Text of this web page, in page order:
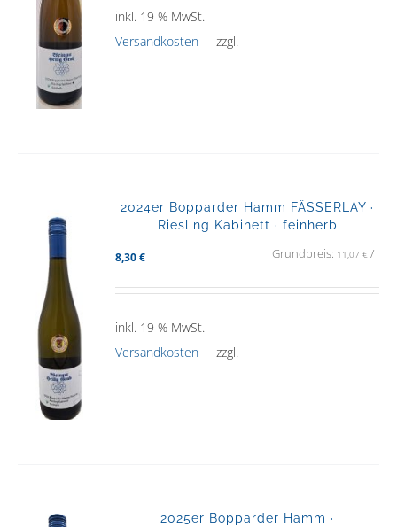
inkl. 19 % MwSt.
zzgl.
Versandkosten
2024er Bopparder Hamm FÄSSERLAY ·
Riesling Kabinett · feinherb
8,30€ Grundpreis: 11,07 €/ l
inkl. 19 % MwSt.
zzgl.
Versandkosten
2025er Bopparder Hamm ·